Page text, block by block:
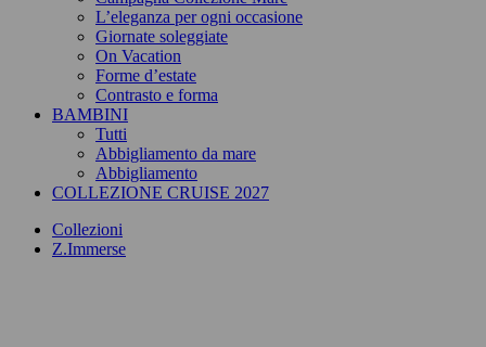
L’eleganza per ogni occasione
Giornate soleggiate
On Vacation
Forme d’estate
Contrasto e forma
BAMBINI
Tutti
Abbigliamento da mare
Abbigliamento
COLLEZIONE CRUISE 2027
Collezioni
Z.Immerse